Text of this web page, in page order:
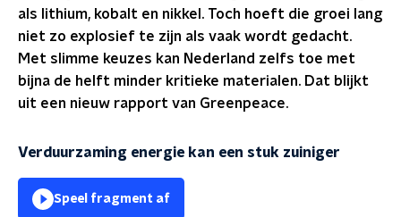
als lithium, kobalt en nikkel. Toch hoeft die groei lang
niet zo explosief te zijn als vaak wordt gedacht.
Met slimme keuzes kan Nederland zelfs toe met
bijna de helft minder kritieke materialen. Dat blijkt
uit een nieuw rapport van Greenpeace.
Verduurzaming energie kan een stuk zuiniger
Speel fragment af